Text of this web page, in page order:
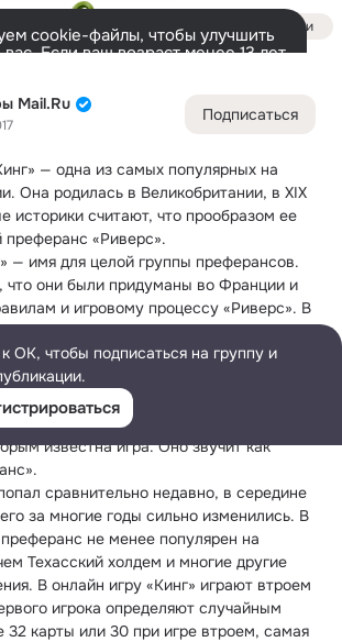
Mail.Ru
Подписаться
— одна из самых популярных на
Она родилась в Великобритании, в XIX
историки считают, что прообразом ее
преферанс «Риверс».
— имя для целой группы преферансов.
что они были придуманы во Франции и
и игровому процессу «Риверс». В
закрепилось за одним преферансом.
«Кинг»? Это просто объяснить.
в игре — это червонный король. Его
Участник, которому посчастливится
16 очков. Существует и другое
известна игра. Оно звучит как
сравнительно недавно, в середине
за многие годы сильно изменились. В
не менее популярен на
Техасский холдем и многие другие
В онлайн игру «Кинг» играют втроем
игрока определяют случайным
32 карты или 30 при игре втроем, самая
Войти
cookie-файлы, чтобы улучшить
Если ваш возраст менее 13 лет,
Настроить
101K 3.9K Ещё
ОК, чтобы подписаться на группу и